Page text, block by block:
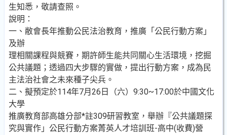
生知悉，敬請查照。
說明：
一、敝會長年推動公民法治教育，推廣「公民行動方案」
及辦
理相關課程與競賽，期許師生能共同關心生活環境，挖掘
公共議題；透過四大步驟的實做，提出行動方案，成為民
主法治社會之未來種子尖兵。
二、擬預定於114年7月26日（六）9:30~17:00於中國文化
大學
推廣教育部高雄分部*註309研習教室，舉辦『公共議題探
究與實作」公民行動方案菁英人才培訓班-高中(收費)營